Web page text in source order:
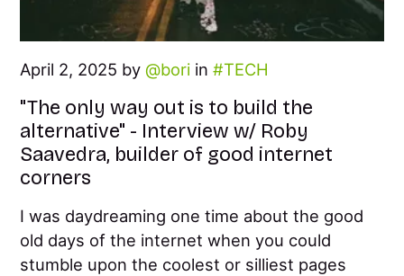
April 2, 2025 by bori in TECH
"The only way out is to build the
alternative" - Interview w/ Roby
Saavedra, builder of good internet
corners
I was daydreaming one time about the good
old days of the internet when you could
stumble upon the coolest or silliest pages